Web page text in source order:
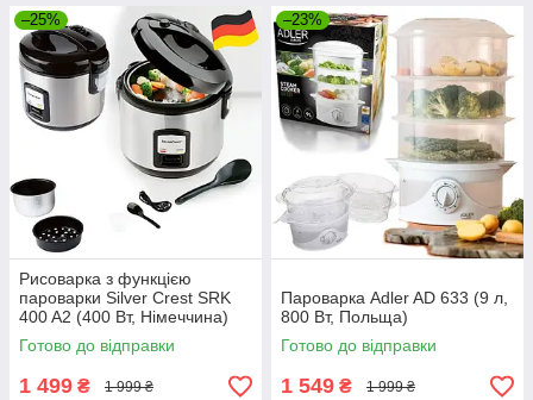
–25%
Рисоварка з функцією
пароварки Silver Crest SRK
400 A2 (400 Вт, Німеччина)
Готово до відправки
1 499 ₴ 1 999 ₴
–23%
Пароварка Adler AD 633 (9 л,
800 Вт, Польща)
Готово до відправки
1 549 ₴ 1 999 ₴